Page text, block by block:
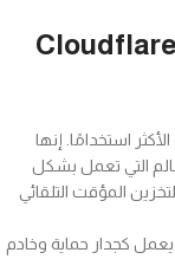
Cloudflare
استخدامًا. إنها
التي تعمل بشكل
المؤقت التلقائي
كجدار حماية وخادم